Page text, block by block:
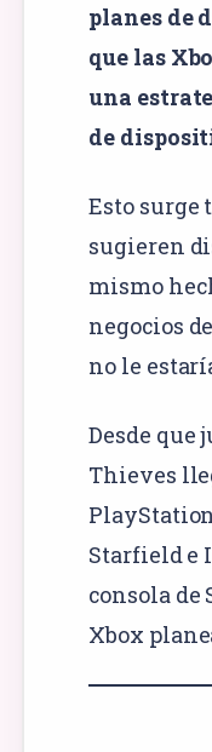
planes de
que las
una
de
Esto surge
sugieren
mismo
negocios
no le
Desde que
Thieves
Starfield e
consola de
Xbox